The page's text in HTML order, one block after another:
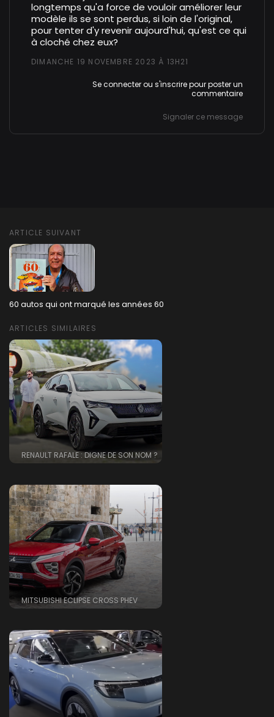
longtemps qu'a force de vouloir améliorer leur
modèle ils se sont perdus, si loin de l'original,
pour tenter d'y revenir aujourd'hui, qu'est ce qui
à cloché chez eux?
DIMANCHE 19 NOVEMBRE 2023 À 13H21
Se connecterou s'inscrirepour poster un
commentaire
Signaler ce message
ARTICLE SUIVANT
60 autos qui ont marqué les années 60
ARTICLES SIMILAIRES
RENAULT RAFALE : DIGNE DE SON NOM ?
MITSUBISHI ECLIPSE CROSS PHEV